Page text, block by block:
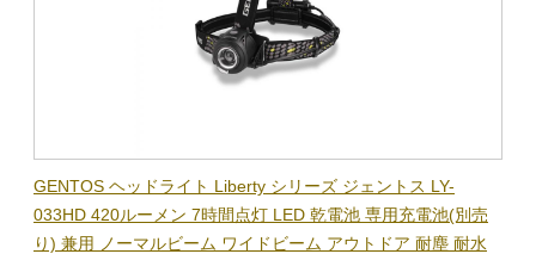
GENTOS ヘッドライト Liberty シリーズ ジェントス LY-
033HD 420ルーメン 7時間点灯 LED 乾電池 専用充電池(別売
り) 兼用 ノーマルビーム ワイドビーム アウトドア 耐塵 耐水